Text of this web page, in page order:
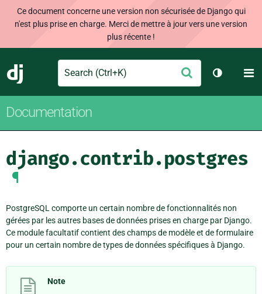
Ce document concerne une version non sécurisée de Django qui
n'est plus prise en charge. Merci de mettre à jour vers une version
plus récente !
Django
Search Envoyer
Changer
Documentation
django.contrib.postgres
¶
PostgreSQL comporte un certain nombre de fonctionnalités non
gérées par les autres bases de données prises en charge par Django.
Ce module facultatif contient des champs de modèle et de formulaire
pour un certain nombre de types de données spécifiques à Django.
Note